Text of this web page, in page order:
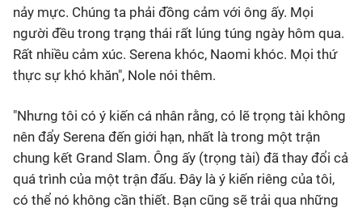
nảy mực. Chúng ta phải đồng cảm với ông ấy. Mọi
người đều trong trạng thái rất lúng túng ngày hôm qua.
Rất nhiều cảm xúc. Serena khóc, Naomi khóc. Mọi thứ
thực sự khó khăn", Nole nói thêm.
"Nhưng tôi có ý kiến cá nhân rằng, có lẽ trọng tài không
nên đẩy Serena đến giới hạn, nhất là trong một trận
chung kết Grand Slam. Ông ấy (trọng tài) đã thay đổi cả
quá trình của một trận đấu. Đây là ý kiến riêng của tôi,
có thể nó không cần thiết. Bạn cũng sẽ trải qua những